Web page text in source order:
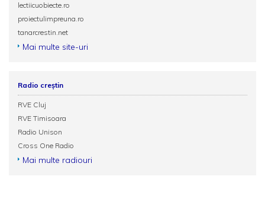
lectiicuobiecte.ro
proiectulimpreuna.ro
tanarcrestin.net
Mai multe site-uri
Radio creștin
RVE Cluj
RVE Timisoara
Radio Unison
Cross One Radio
Mai multe radiouri